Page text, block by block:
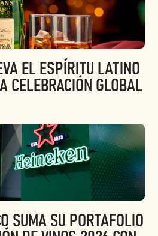
EL ESPÍRITU LATINO
CELEBRACIÓN GLOBAL
SUMA SU PORTAFOLIO